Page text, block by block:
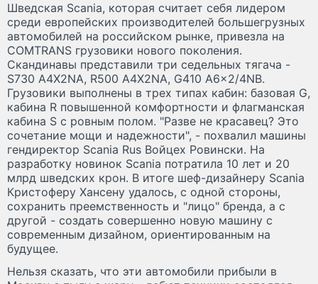
Шведская Scania, которая считает себя лидером
среди европейских производителей большегрузных
автомобилей на российском рынке, привезла на
COMTRANS грузовики нового поколения.
Скандинавы представили три седельных тягача -
S730 A4X2NA, R500 A4X2NA, G410 A6x2/4NB.
Грузовики выполнены в трех типах кабин: базовая G,
кабина R повышенной комфортности и флагманская
кабина S с ровным полом. "Разве не красавец? Это
сочетание мощи и надежности", - похвалил машины
гендиректор Scania Rus Войцех Ровински. На
разработку новинок Scania потратила 10 лет и 20
млрд шведских крон. В итоге шеф-дизайнеру Scania
Кристоферу Хансену удалось, с одной стороны,
сохранить преемственность и "лицо" бренда, а с
другой - создать совершенно новую машину с
современным дизайном, ориентированным на
будущее.
Нельзя сказать, что эти автомобили прибыли в